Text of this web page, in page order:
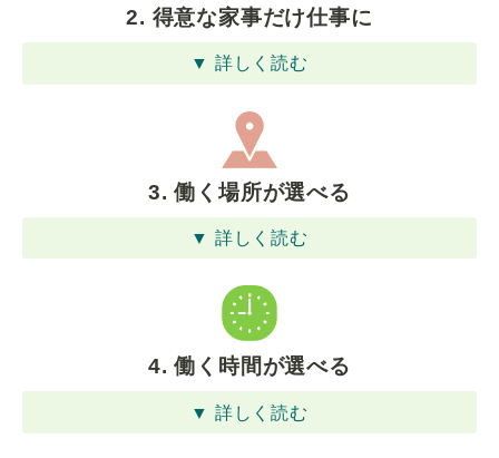
2. 得意な家事だけ仕事に
▼ 詳しく読む
3. 働く場所が選べる
▼ 詳しく読む
4. 働く時間が選べる
▼ 詳しく読む